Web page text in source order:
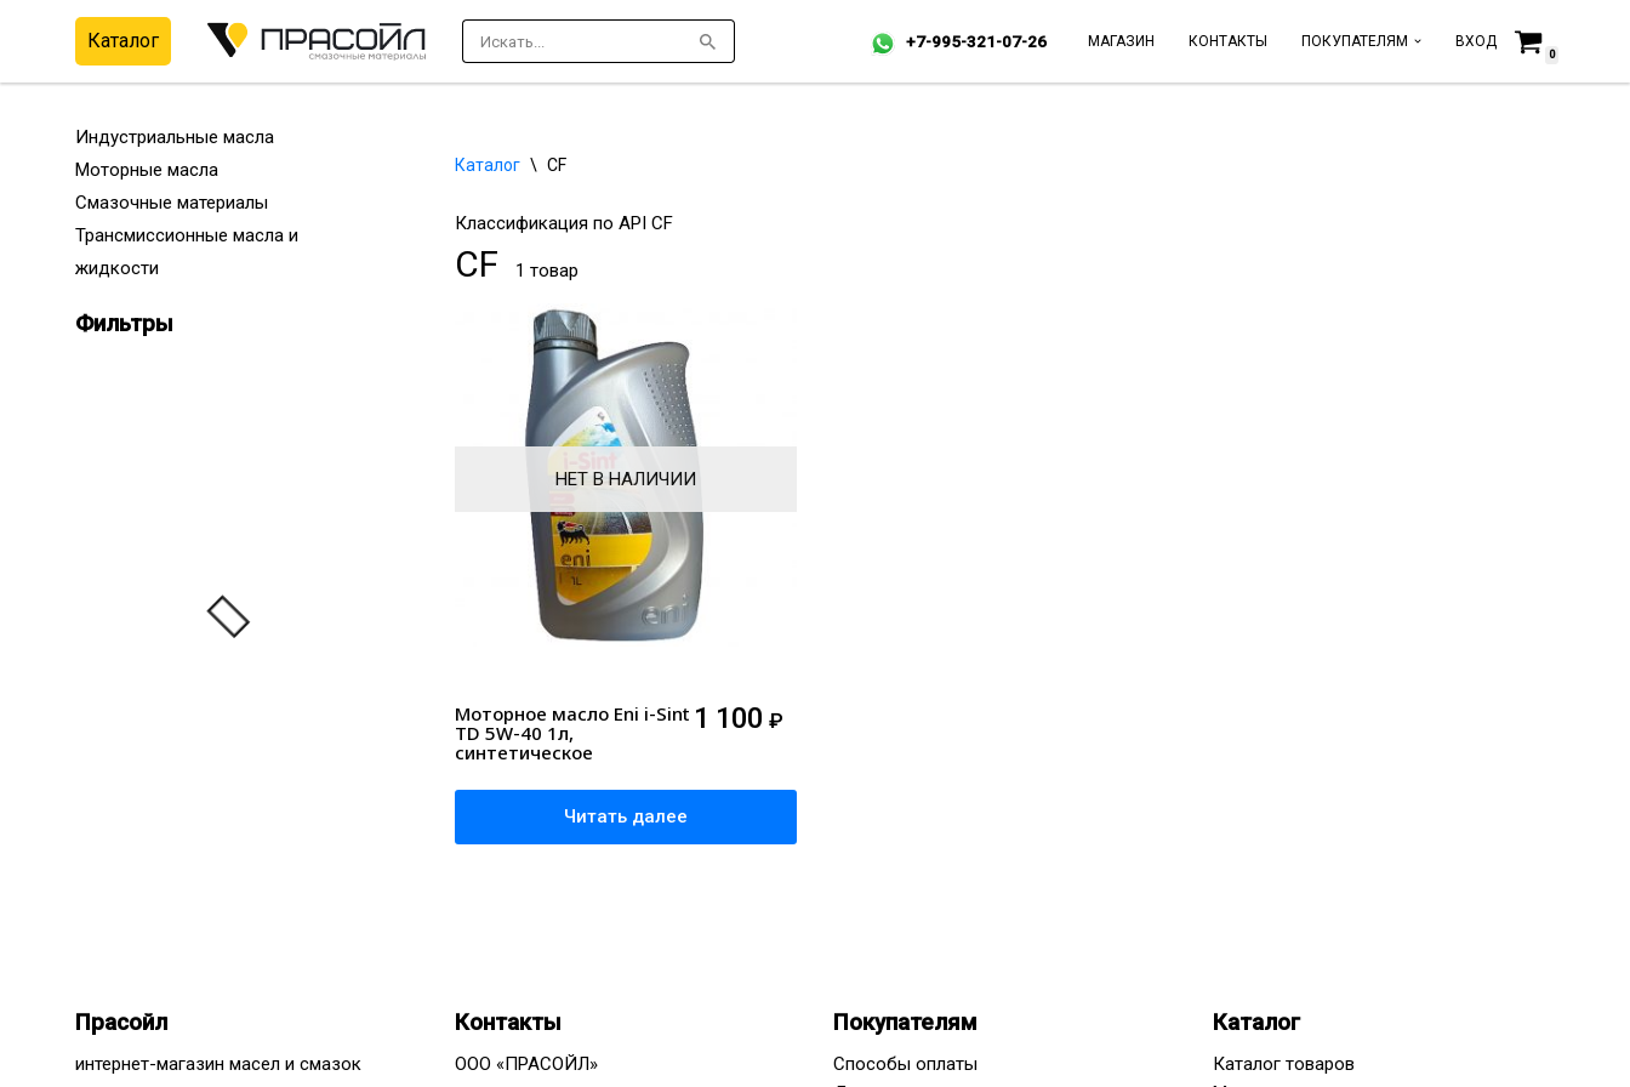
Перейти
Каталог +7-995-321-07-26 МАГАЗИН КОНТАКТЫ ПОКУПАТЕЛЯМ ВХОД
0
Индустриальные масла
Моторные масла
Смазочные материалы
Трансмиссионные масла и
жидкости
Фильтры
Каталог \ CF
Классификация по API CF
CF 1 товар
НЕТ В НАЛИЧИИ
Моторное масло Eni i-Sint
TD 5W-40 1л,
синтетическое
1 100 ₽
Читать далее
Прасойл
интернет-магазин масел и смазок
Контакты
ООО «ПРАСОЙЛ»
Покупателям
Способы оплаты
Каталог
Каталог товаров